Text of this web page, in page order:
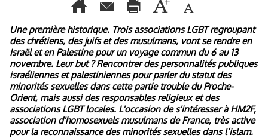
Une première historique. Trois associations LGBT regroupant
des chrétiens, des juifs et des musulmans, vont se rendre en
Israël et en Palestine pour un voyage commun du 6 au 13
novembre. Leur but ? Rencontrer des personnalités publiques
israéliennes et palestiniennes pour parler du statut des
minorités sexuelles dans cette partie trouble du Proche-
Orient, mais aussi des responsables religieux et des
associations LGBT locales. L'occasion de s'intéresser à HM2F,
association d'homosexuels musulmans de France, très active
pour la reconnaissance des minorités sexuelles dans l’islam.